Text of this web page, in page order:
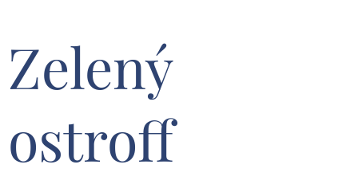
Zelený
ostroff